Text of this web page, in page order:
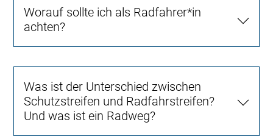
Worauf sollte ich als Radfahrer*in
achten?
Was ist der Unterschied zwischen
Schutzstreifen und Radfahrstreifen?
Und was ist ein Radweg?